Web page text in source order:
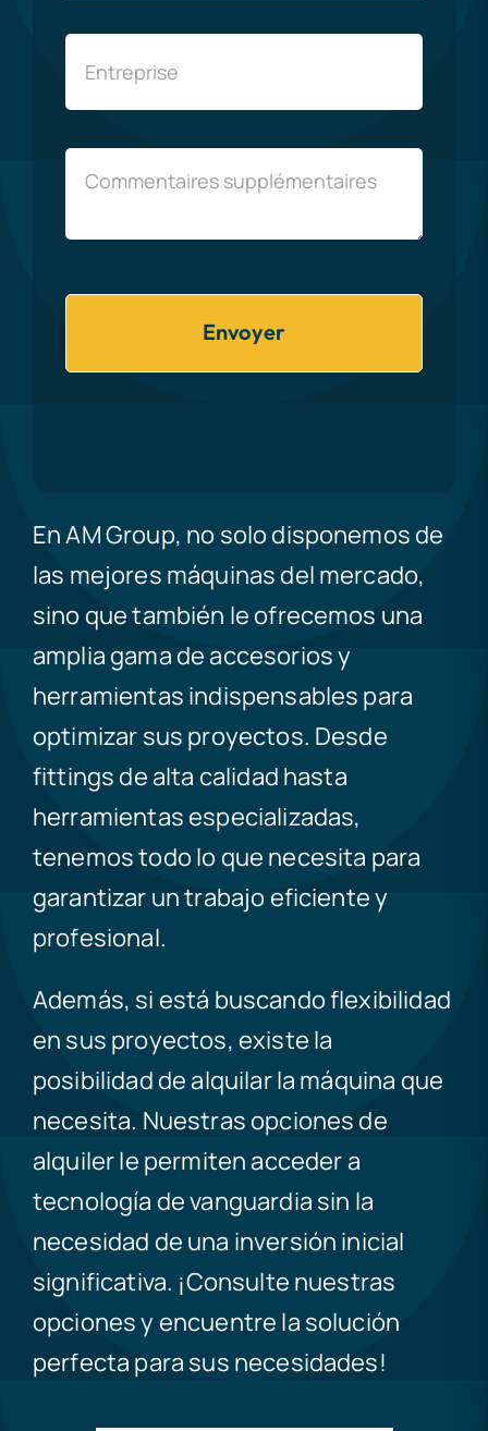
Envoyer
En AM Group, no solo disponemos de
las mejores máquinas del mercado,
sino que también le ofrecemos una
amplia gama de accesorios y
herramientas indispensables para
optimizar sus proyectos. Desde
fittings de alta calidad hasta
herramientas especializadas,
tenemos todo lo que necesita para
garantizar un trabajo eficiente y
profesional.
Además, si está buscando flexibilidad
en sus proyectos, existe la
posibilidad de alquilar la máquina que
necesita. Nuestras opciones de
alquiler le permiten acceder a
tecnología de vanguardia sin la
necesidad de una inversión inicial
significativa. ¡Consulte nuestras
opciones y encuentre la solución
perfecta para sus necesidades!